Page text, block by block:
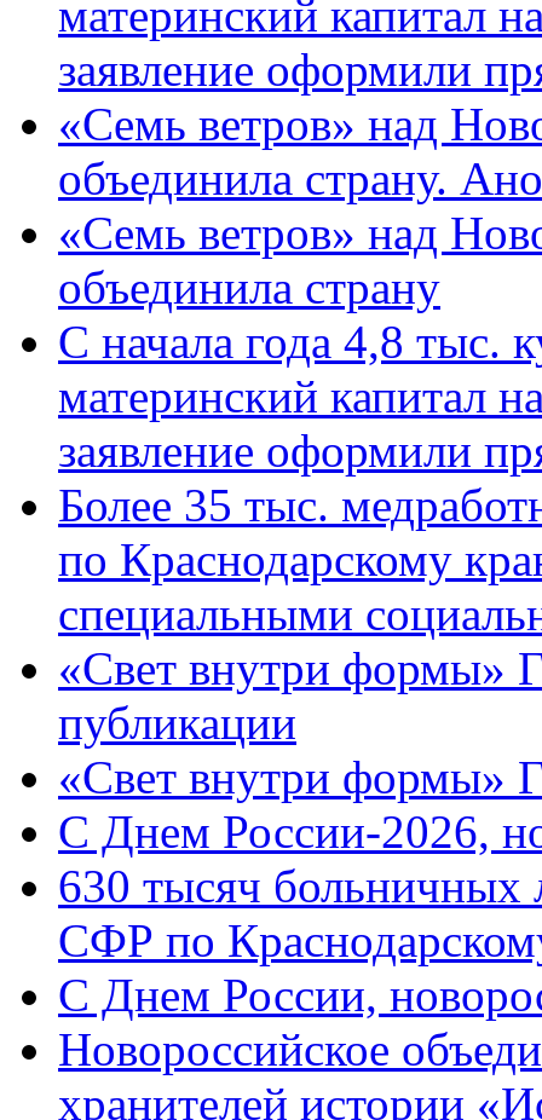
материнский капитал
заявление оформили
«Семь ветров» над
объединила страну.
«Семь ветров» над
объединила страну
С начала года 4,8 тыс.
материнский капитал
заявление оформили
Более 35 тыс.
по Краснодарскому
специальными
«Свет внутри формы»
публикации
«Свет внутри формы»
C Днем России-2026,
630 тысяч больничных
СФР по
C Днем России,
Новороссийское
хранителей истории